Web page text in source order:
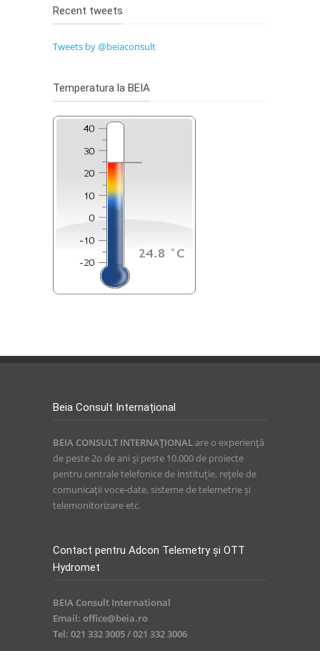
Recent tweets
Tweets by @beiaconsult
Temperatura la BEIA
Beia Consult Internațional
BEIA CONSULT INTERNAŢIONALare o experienţă
de peste 2o de ani și peste 10.000 de proiecte
pentru centrale telefonice de instituție, reţele de
comunicaţii voce-date, sisteme de telemetrie și
telemonitorizare etc.
Contact pentru Adcon Telemetry și OTT
Hydromet
BEIA Consult International
Email: office@beia.ro
Tel: 021 332 3005 / 021 332 3006